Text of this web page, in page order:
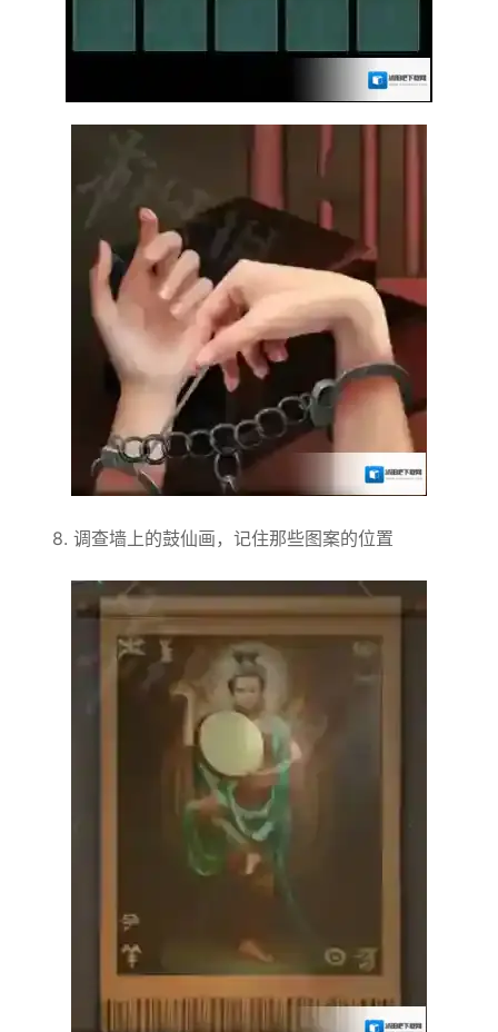
8. 调查墙上的鼓仙画，记住那些图案的位置